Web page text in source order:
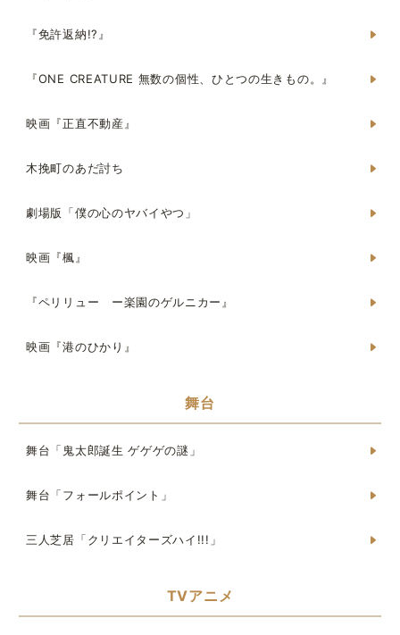
『免許返納!?』
『ONE CREATURE 無数の個性、ひとつの生きもの。』
映画『正直不動産』
木挽町のあだ討ち
劇場版「僕の心のヤバイやつ」
映画『楓』
『ペリリュー ー楽園のゲルニカー』
映画『港のひかり』
舞台
舞台「鬼太郎誕生 ゲゲゲの謎」
舞台「フォールポイント」
三人芝居「クリエイターズハイ!!!」
TVアニメ